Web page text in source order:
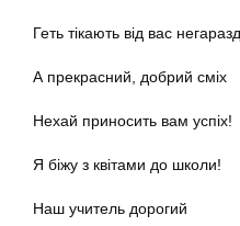
Геть тікають від вас
А прекрасний, добрий сміх
Нехай приносить вам успіх!
Я біжу з квітами до школи!
Наш учитель дорогий